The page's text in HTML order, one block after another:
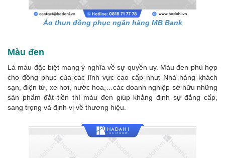
Áo thun đồng phục ngân hàng MB Bank
Màu đen
Là màu đặc biệt mang ý nghĩa về sự quyền uy. Màu đen phù hợp
cho đồng phục của các lĩnh vực cao cấp như: Nhà hàng khách
sạn, điện tử, xe hơi, nước hoa,…các doanh nghiệp sở hữu những
sản phẩm đắt tiền thì màu đen giúp khẳng định sự đẳng cấp,
sang trọng và định vị về thương hiệu.